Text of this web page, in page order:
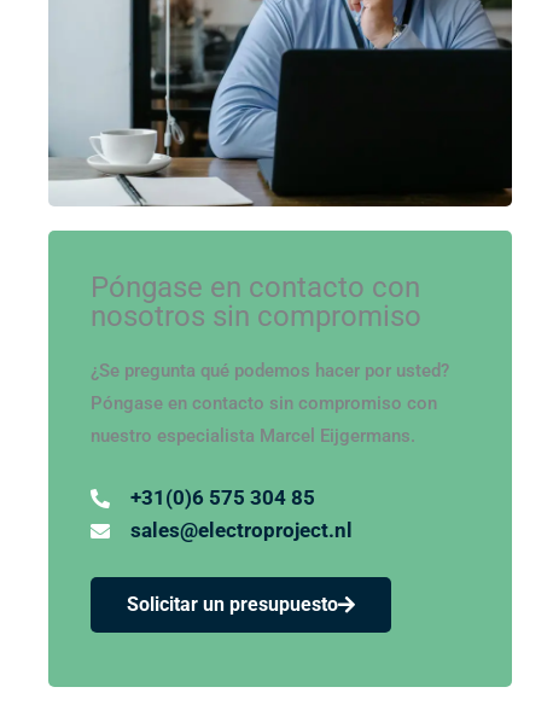
Póngase en contacto con
nosotros sin compromiso
¿Se pregunta qué podemos hacer por usted?
Póngase en contacto sin compromiso con
nuestro especialista Marcel Eijgermans.
+31(0)6 575 304 85
sales@electroproject.nl
Solicitar un presupuesto